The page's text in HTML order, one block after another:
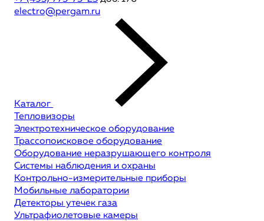
electro@pergam.ru
Каталог
Тепловизоры
Электротехническое оборудование
Трассопоисковое оборудование
Оборудование неразрушающего контроля
Системы наблюдения и охраны
Контрольно-измерительные приборы
Мобильные лаборатории
Детекторы утечек газа
Ультрафиолетовые камеры